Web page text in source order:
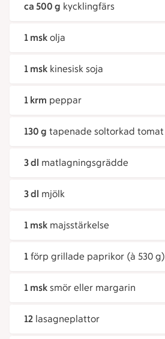
ca 500 g kycklingfärs
1 msk olja
1 msk kinesisk soja
1 krm peppar
130 g tapenade soltorkad tomat
3 dl matlagningsgrädde
3 dl mjölk
1 msk majsstärkelse
1 förp grillade paprikor (à 530 g)
1 msk smör eller margarin
12 lasagneplattor